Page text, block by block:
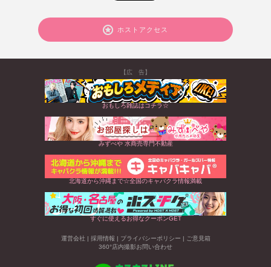
ホストアクセス
【広 告】
おもしろ雑誌はコチラ☆
みずべや 水商売専門不動産
北海道から沖縄まで☆全国のキャバクラ情報満載
すぐに使えるお得なクーポンGET
運営会社 | 採用情報 | プライバシーポリシー | ご意見箱
360°店内撮影お問い合わせ